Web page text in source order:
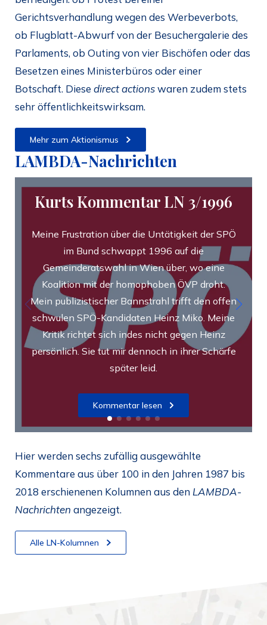
Gerichtsverhandlung wegen des Werbeverbots,
ob Flugblatt-Abwurf von der Besuchergalerie des
Parlaments, ob Outing von vier Bischöfen oder das
Besetzen eines Ministerbüros oder einer
Botschaft. Diese direct actionswaren zudem stets
sehr öffentlichkeitswirksam.
Mehr zum Aktionismus
LAMBDA-Nachrichten
Kurts Kommentar LN 3/1996
Meine Frustration über die Untätigkeit der SPÖ
im Bund schwappt 1996 auf die
Gemeinderatswahl in Wien über, wo eine
Koalition mit der homophoben ÖVP droht.
Mein publizistischer Bannstrahl trifft den offen
schwulen SPÖ-Kandidaten Heinz Miko. Meine
Kritik richtet sich indes nicht gegen Heinz
persönlich. Sie tut mir dennoch in ihrer Schärfe
später leid.
Kommentar lesen
Hier werden sechs zufällig ausgewählte
Kommentare aus über 100 in den Jahren 1987 bis
2018 erschienenen Kolumnen aus den LAMBDA-
Nachrichten angezeigt.
Alle LN-Kolumnen